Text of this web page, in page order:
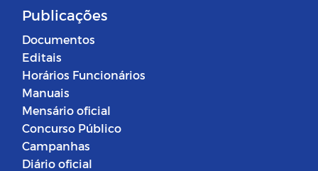
Publicações
Documentos
Editais
Horários Funcionários
Manuais
Mensário oficial
Concurso Público
Campanhas
Diário oficial